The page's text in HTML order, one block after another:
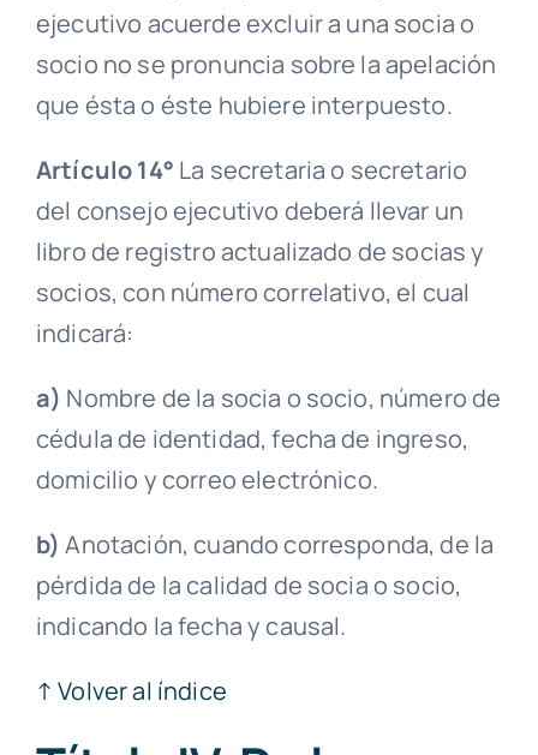
ejecutivo acuerde excluir a una socia o
socio no se pronuncia sobre la apelación
que ésta o éste hubiere interpuesto.
Artículo 14° La secretaria o secretario
del consejo ejecutivo deberá llevar un
libro de registro actualizado de socias y
socios, con número correlativo, el cual
indicará:
a) Nombre de la socia o socio, número de
cédula de identidad, fecha de ingreso,
domicilio y correo electrónico.
b) Anotación, cuando corresponda, de la
pérdida de la calidad de socia o socio,
indicando la fecha y causal.
↑ Volver al índice